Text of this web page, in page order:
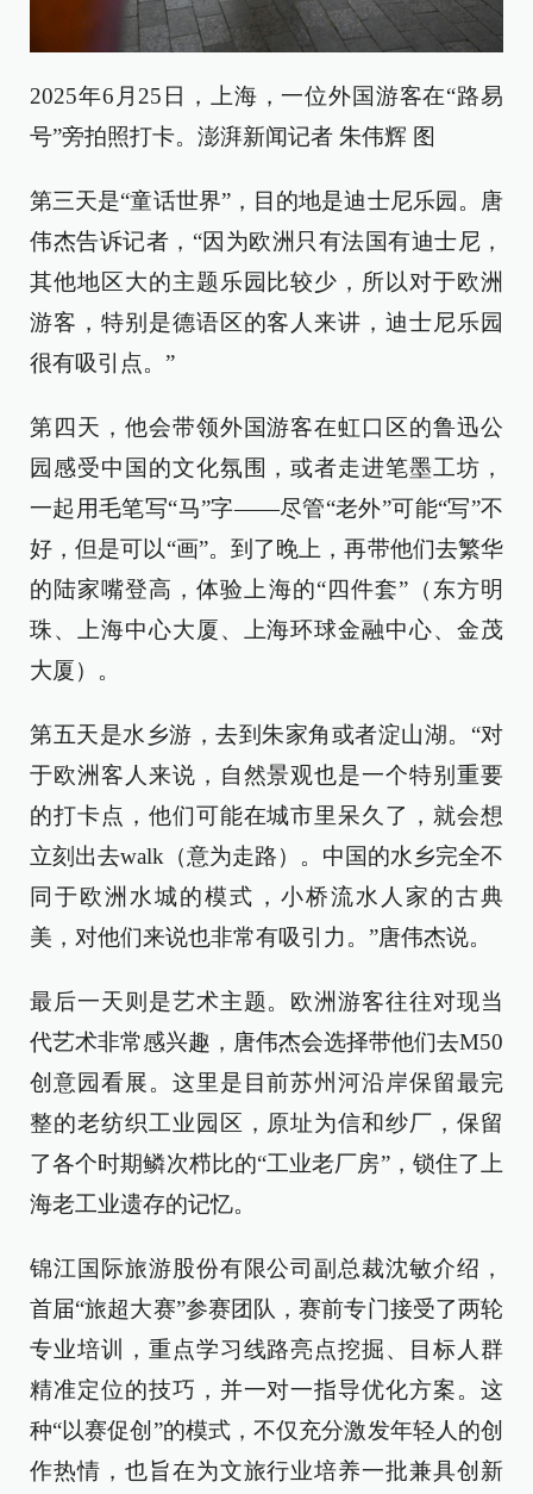
2025年6月25日，上海，一位外国游客在“路易
号”旁拍照打卡。澎湃新闻记者 朱伟辉 图
第三天是“童话世界”，目的地是迪士尼乐园。唐
伟杰告诉记者，“因为欧洲只有法国有迪士尼，
其他地区大的主题乐园比较少，所以对于欧洲
游客，特别是德语区的客人来讲，迪士尼乐园
很有吸引点。”
第四天，他会带领外国游客在虹口区的鲁迅公
园感受中国的文化氛围，或者走进笔墨工坊，
一起用毛笔写“马”字——尽管“老外”可能“写”不
好，但是可以“画”。到了晚上，再带他们去繁华
的陆家嘴登高，体验上海的“四件套”（东方明
珠、上海中心大厦、上海环球金融中心、金茂
大厦）。
第五天是水乡游，去到朱家角或者淀山湖。“对
于欧洲客人来说，自然景观也是一个特别重要
的打卡点，他们可能在城市里呆久了，就会想
立刻出去walk（意为走路）。中国的水乡完全不
同于欧洲水城的模式，小桥流水人家的古典
美，对他们来说也非常有吸引力。”唐伟杰说。
最后一天则是艺术主题。欧洲游客往往对现当
代艺术非常感兴趣，唐伟杰会选择带他们去M50
创意园看展。这里是目前苏州河沿岸保留最完
整的老纺织工业园区，原址为信和纱厂，保留
了各个时期鳞次栉比的“工业老厂房”，锁住了上
海老工业遗存的记忆。
锦江国际旅游股份有限公司副总裁沈敏介绍，
首届“旅超大赛”参赛团队，赛前专门接受了两轮
专业培训，重点学习线路亮点挖掘、目标人群
精准定位的技巧，并一对一指导优化方案。这
种“以赛促创”的模式，不仅充分激发年轻人的创
作热情，也旨在为文旅行业培养一批兼具创新